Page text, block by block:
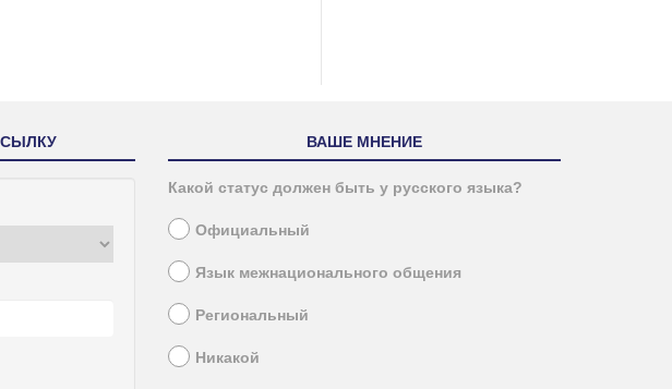
ВАШЕ МНЕНИЕ
Какой статус должен быть у русского языка?
Официальный
Язык межнационального общения
Региональный
Никакой